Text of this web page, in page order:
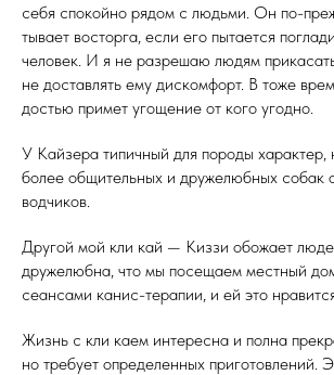
се­бя спо­кой­но ря­дом с людь­ми. Он по-
тыва­ет вос­торга, ес­ли его пы­та­ет­ся
че­ловек. И я не раз­ре­шаю лю­дям
не дос­тавлять ему дис­комфорт. В то­же
достью при­мет уго­щение от ко­го угод­но.
У Кай­зе­ра ти­пич­ный для по­роды
бо­лее об­щи­тель­ных и дру­желюб­ных со­бак
вод­чи­ков.
Дру­гой мой кли кай — Киз­зи обо­жа­ет
дру­желюб­на, что мы по­сеща­ем мес­тный
се­ан­са­ми ка­нис-те­рапии, и ей это
Жизнь с кли ка­ем ин­те­рес­на и пол­на
но тре­бу­ет оп­ре­делен­ных при­готов­ле­ний.